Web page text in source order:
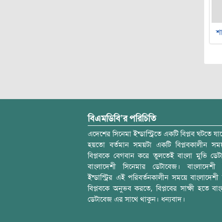
বিএমডিবি’র পরিচিতি
এদেশের সিনেমা ইন্ডাস্ট্রিতে একটি বিপ্লব ঘটতে
হয়তো বর্তমান সময়টা একটি বিপ্লবকালীন
বিপ্লবকে বেগবান করে তুলতেই বাংলা মুভি
বাংলাদেশী সিনেমার ডেটাবেজ। বাংলাদেশী
ইন্ডাস্ট্রির এই পরিবর্তনকালীন সময়ে বাংলাদেশী
বিপ্লবকে অনুভব করতে, বিপ্লবের সাক্ষী হতে
ডেটাবেজ এর সাথে থাকুন। ধন্যবাদ।